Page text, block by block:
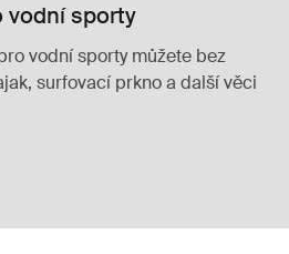
vodní sporty
vodní sporty můžete bez
surfovací prkno a další věci